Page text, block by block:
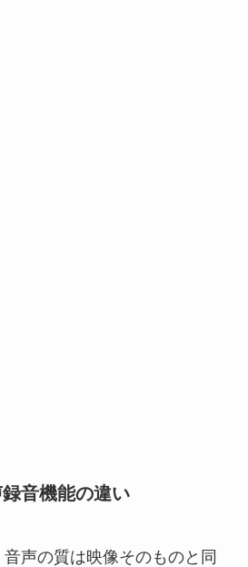
音機能の違い
声の質は映像そのものと同